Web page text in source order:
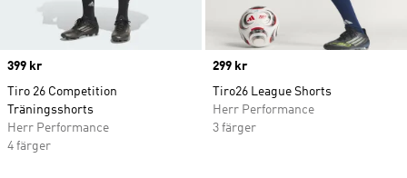
Price
399 kr
Tiro 26 Competition
Träningsshorts
Herr Performance
4 färger
Price
299 kr
Tiro26 League Shorts
Herr Performance
3 färger